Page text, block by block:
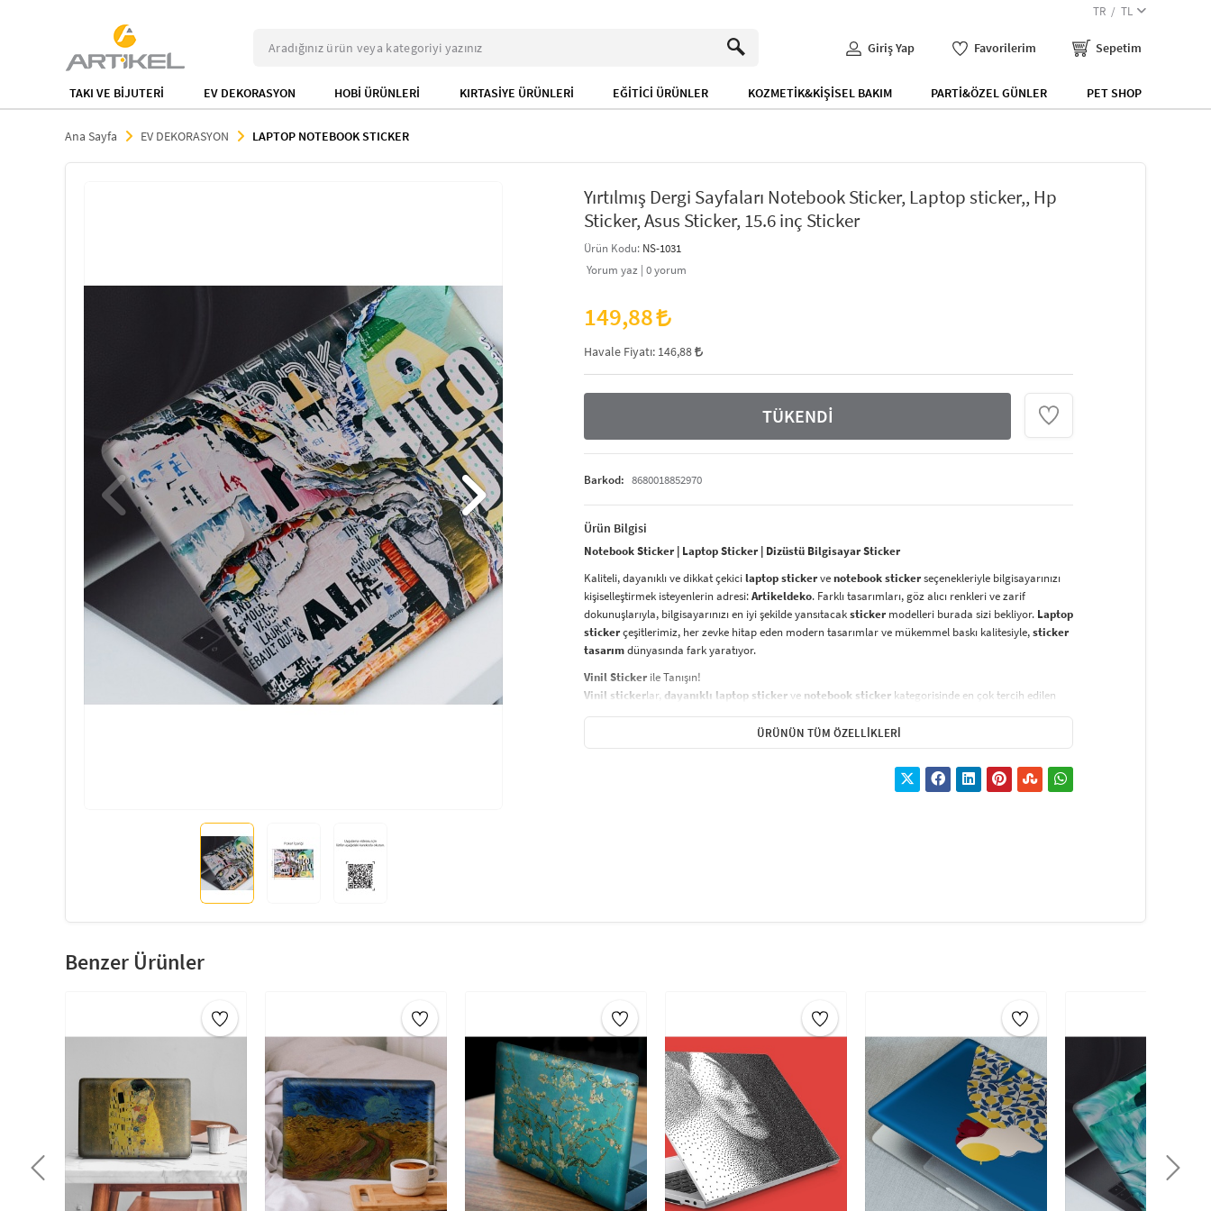
TR TL
Giriş Yap Favorilerim Sepetim
TAKI VE BİJUTERİ EV DEKORASYON HOBİ ÜRÜNLERİ KIRTASİYE ÜRÜNLERİ EĞİTİCİ ÜRÜNLER KOZMETİK&KİŞİSEL BAKIM PARTİ&ÖZEL GÜNLER PET SHOP
Ana Sayfa EV DEKORASYON LAPTOP NOTEBOOK STICKER
Yırtılmış Dergi Sayfaları Notebook Sticker, Laptop sticker,, Hp
Sticker, Asus Sticker, 15.6 inç Sticker
Ürün Kodu: NS-1031
Yorum yaz | 0yorum
149,88
Havale Fiyatı: 146,88
TÜKENDİ
Barkod: 8680018852970
Ürün Bilgisi
Notebook Sticker | Laptop Sticker | Dizüstü Bilgisayar Sticker
Kaliteli, dayanıklı ve dikkat çekicilaptop stickervenotebook stickerseçenekleriyle bilgisayarınızı
kişiselleştirmek isteyenlerin adresi:Artikeldeko. Farklı tasarımları, göz alıcı renkleri ve zarif
dokunuşlarıyla, bilgisayarınızı en iyi şekilde yansıtacaksticker modelleri burada sizi bekliyor. Laptop
stickerçeşitlerimiz, her zevke hitap eden modern tasarımlar ve mükemmel baskı kalitesiyle,sticker
tasarımdünyasında fark yaratıyor.
Vinil Sticker ile Tanışın!
Vinil stickerlar, dayanıklı laptop stickerve notebook sticker kategorisinde en çok tercih edilen
neme, güneşe karşı son derece dayanıklıdır ve uzun süre ilk günkü gibi kalır.
aynı zamandakolayca çıkarılabilirveyapıştırma işlemisonrasında hiç iz bırakmaz.
mürekkeple basılmaktadır. Bu sayede,
Boyut: 38 x 27 cm / 15.6 İnç
Temizlik : Kuru veya hafif nemli bir bezle kolayca temizlenebilir.
Hangi Laptop ve Notebooklarda Kullanılır?
Asus laptop sticker,HP laptop sticker,Lenovo laptop sticker, Casper laptop sticker,Samsung
laptop sticker
gibi birçok popüler marka ve modelle uyumlu laptop sticker
seçeneklerimiz
mevcuttur.
Laptop Sticker ve Notebook Sticker Uygulama Rehberi:
Yapıştıracağınız alanı temizleyin: Yağ, kir ve tozdan arındırarak, sticker için düzgün bir yüzey
oluşturun.
ÜRÜNÜN TÜM ÖZELLIKLERI
Benzer Ürünler